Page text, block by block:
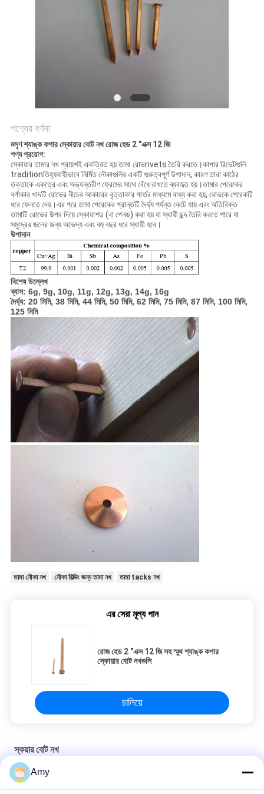
পণ্যের বর্ণনা
মসৃণ শ্যাঙ্ক কপার স্কোয়ার বোট নখ রোজ হেড 2 "এক্স 12 জি
পণ্য প্রয়োগ:
স্কোয়ার তামার নখ প্রায়শই একত্রিত হয়তামা রোভrivets তৈরি করতে।কাপার রিভেটগুলি
traditionতিহ্যবাহীভাবে নির্মিত নৌকাগুলির একটি গুরুত্বপূর্ণ উপাদান, কারণ তারা কাঠের
তক্তাকে একত্রে এবং অভ্যন্তরীণ ফ্রেমের সাথে বেঁধে রাখতে ব্যবহৃত হয়।তামার পেরেকের
বর্গাকার খাদটি রোভের নীচের আকারের বৃত্তাকার গর্তের মাধ্যমে বাধ্য করা হয়, রোভকে পেরেকটি
ধরে ফেলতে দেয়।এর পরে তামা পেরেকের প্রান্তটি দৈর্ঘ্য পর্যন্ত কেটে যায় এবং অতিরিক্ত
তামাটি রোভের উপর দিয়ে স্কোয়াশড (বা পেনড) করা হয় যা স্থায়ী ছন্দ তৈরি করতে পারে যা
সমুদ্রের জলের জন্য অভেদ্য এবং বহু বছর ধরে স্থায়ী হবে।
উপাদান
বিশেষ উল্লেখ
ব্যাস: 6g, 9g, 10g, 11g, 12g, 13g, 14g, 16g
দৈর্ঘ্য: 20 মিমি, 38 মিমি, 44 মিমি, 50 মিমি, 62 মিমি, 75 মিমি, 87 মিমি, 100 মিমি,
125 মিমি
তামা নৌকা নখ নৌকা বিল্ডিং জন্য তামা নখ তামা tacks নখ
এর সেরা মূল্য পান
রোজ হেড 2 "এক্স 12 জি সহ স্মুথ শ্যাঙ্ক কপার
স্কোয়ার বোট নখগুলি
চালিয়ে
স্কয়ার বোট নখ
ফেস পেরেকিংয়ের জন্য গোলাপ হেড কপার স্কোয়ার বোট নখগুলি 19 এমএম এক্স 1.6
Amy